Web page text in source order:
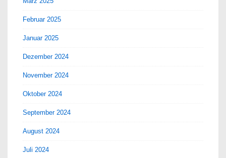
Februar 2025
Januar 2025
Dezember 2024
November 2024
Oktober 2024
September 2024
August 2024
Juli 2024